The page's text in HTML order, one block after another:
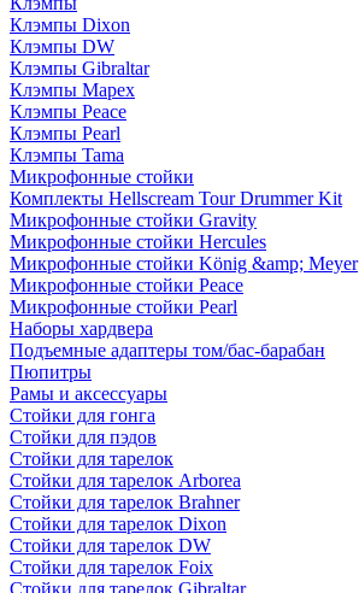
Клэмпы Dixon
Клэмпы DW
Клэмпы Gibraltar
Клэмпы Mapex
Клэмпы Peace
Клэмпы Pearl
Клэмпы Tama
Микрофонные стойки
Комплекты Hellscream Tour Drummer Kit
Микрофонные стойки Gravity
Микрофонные стойки Hercules
Микрофонные стойки König &amp; Meyer
Микрофонные стойки Peace
Микрофонные стойки Pearl
Наборы хардвера
Подъемные адаптеры том/бас-барабан
Пюпитры
Рамы и аксессуары
Стойки для гонга
Стойки для пэдов
Стойки для тарелок
Стойки для тарелок Arborea
Стойки для тарелок Brahner
Стойки для тарелок Dixon
Стойки для тарелок DW
Стойки для тарелок Foix
Стойки для тарелок Gibraltar